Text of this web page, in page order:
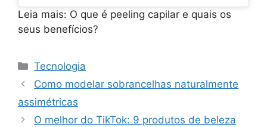
Leia mais: O que é peeling capilar e quais os
seus benefícios?
Categorias
Tecnologia
Como modelar sobrancelhas naturalmente
assimétricas
O melhor do TikTok: 9 produtos de beleza